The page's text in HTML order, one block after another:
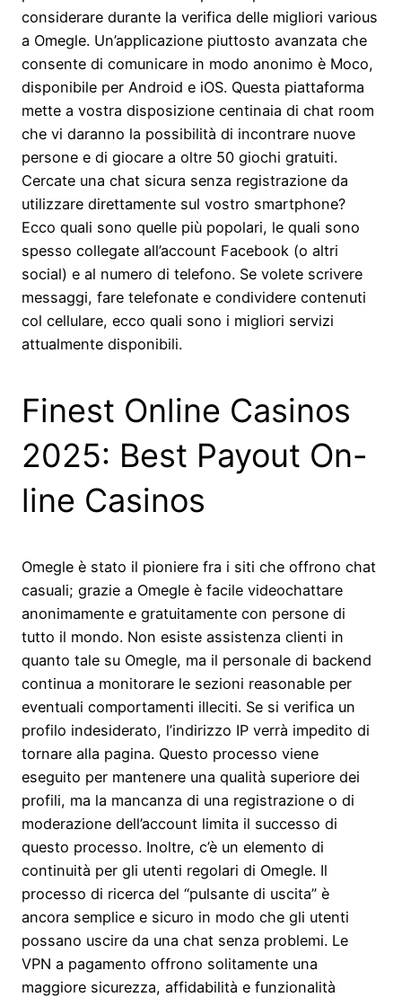
considerare durante la verifica delle migliori various
a Omegle. Un’applicazione piuttosto avanzata che
consente di comunicare in modo anonimo è Moco,
disponibile per Android e iOS. Questa piattaforma
mette a vostra disposizione centinaia di chat room
che vi daranno la possibilità di incontrare nuove
persone e di giocare a oltre 50 giochi gratuiti.
Cercate una chat sicura senza registrazione da
utilizzare direttamente sul vostro smartphone?
Ecco quali sono quelle più popolari, le quali sono
spesso collegate all’account Facebook (o altri
social) e al numero di telefono. Se volete scrivere
messaggi, fare telefonate e condividere contenuti
col cellulare, ecco quali sono i migliori servizi
attualmente disponibili.
Finest Online Casinos
2025: Best Payout On-
line Casinos
Omegle è stato il pioniere fra i siti che offrono chat
casuali; grazie a Omegle è facile videochattare
anonimamente e gratuitamente con persone di
tutto il mondo. Non esiste assistenza clienti in
quanto tale su Omegle, ma il personale di backend
continua a monitorare le sezioni reasonable per
eventuali comportamenti illeciti. Se si verifica un
profilo indesiderato, l’indirizzo IP verrà impedito di
tornare alla pagina. Questo processo viene
eseguito per mantenere una qualità superiore dei
profili, ma la mancanza di una registrazione o di
moderazione dell’account limita il successo di
questo processo. Inoltre, c’è un elemento di
continuità per gli utenti regolari di Omegle. Il
processo di ricerca del “pulsante di uscita” è
ancora semplice e sicuro in modo che gli utenti
possano uscire da una chat senza problemi. Le
VPN a pagamento offrono solitamente una
maggiore sicurezza, affidabilità e funzionalità